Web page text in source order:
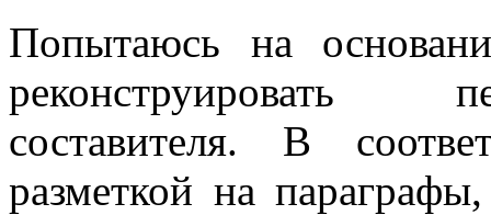
Попытаюсь на
реконструировать
составителя. В
разметкой на